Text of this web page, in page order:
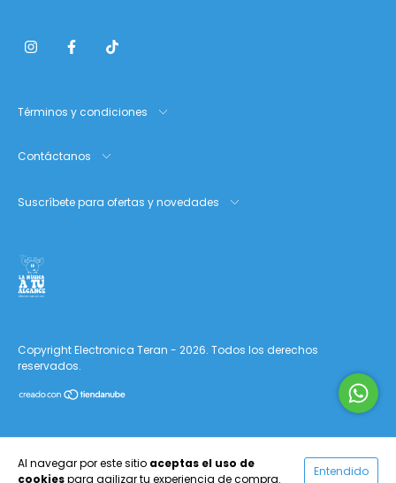
Al navegar por este sitio aceptas el uso de
cookiespara agilizar tu experiencia de compra.
Entendido
Términos y condiciones
Contáctanos
Suscríbete para ofertas y novedades
Copyright Electronica Teran - 2026. Todos los derechos
reservados.